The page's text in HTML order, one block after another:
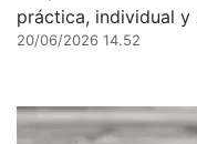
práctica, individual y
20/06/2026 14.52